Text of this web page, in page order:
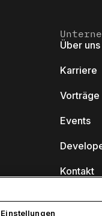
Über uns
Karriere
Vorträge
Events
Kontakt